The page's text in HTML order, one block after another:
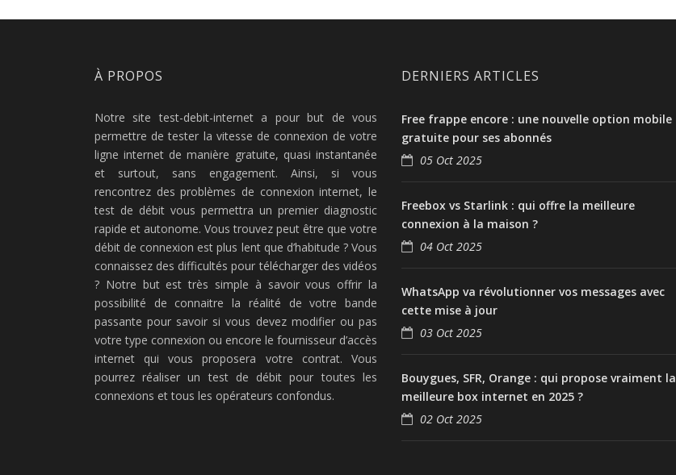
À PROPOS
Notre site test-debit-internet a pour but de vous
permettre de tester la vitesse de connexion de votre
ligne internet de manière gratuite, quasi instantanée
et surtout, sans engagement. Ainsi, si vous
rencontrez des problèmes de connexion internet, le
test de débit vous permettra un premier diagnostic
rapide et autonome. Vous trouvez peut être que votre
débit de connexion est plus lent que d’habitude ? Vous
connaissez des difficultés pour télécharger des vidéos
? Notre but est très simple à savoir vous offrir la
possibilité de connaitre la réalité de votre bande
passante pour savoir si vous devez modifier ou pas
votre type connexion ou encore le fournisseur d’accès
internet qui vous proposera votre contrat. Vous
pourrez réaliser un test de débit pour toutes les
connexions et tous les opérateurs confondus.
DERNIERS ARTICLES
Free frappe encore : une nouvelle option mobile
gratuite pour ses abonnés
05 Oct 2025
Freebox vs Starlink : qui offre la meilleure
connexion à la maison ?
04 Oct 2025
WhatsApp va révolutionner vos messages avec
cette mise à jour
03 Oct 2025
Bouygues, SFR, Orange : qui propose vraiment la
meilleure box internet en 2025 ?
02 Oct 2025